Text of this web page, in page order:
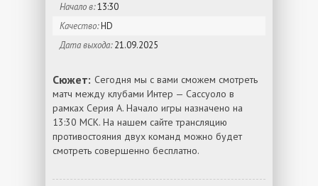
Начало в:13:30
Качество:HD
Дата выхода:21.09.2025
Сюжет: Сегодня мы с вами сможем смотреть
матч между клубами Интер — Сассуоло в
рамках Серия А. Начало игры назначено на
13:30 МСК. На нашем сайте трансляцию
противостояния двух команд можно будет
смотреть совершенно бесплатно.